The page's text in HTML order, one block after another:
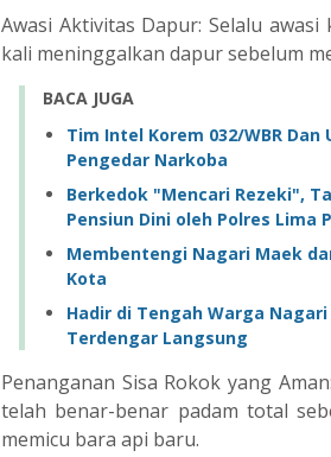
Awasi Aktivitas Dapur: Selalu
kali meninggalkan dapur sebelum
BACA JUGA
Tim Intel Korem 032/WBR
Pengedar Narkoba
Berkedok "Mencari Rezeki",
Pensiun Dini oleh Polres Lima
Membentengi Nagari Maek
Kota
Hadir di Tengah Warga
Terdengar Langsung
Penanganan Sisa Rokok yang
telah benar-benar padam total
memicu bara api baru.